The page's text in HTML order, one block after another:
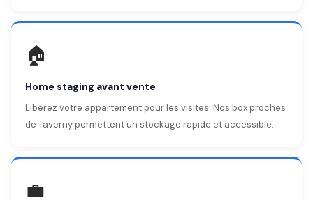
🏠
Home staging avant vente
Libérez votre appartement pour les visites. Nos box proches
de Taverny permettent un stockage rapide et accessible.
💼